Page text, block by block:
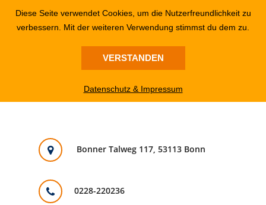
Bonner Talweg 117, 53113 Bonn
0228-220236
Diese Seite verwendet Cookies, um die Nutzerfreundlichkeit zu
verbessern. Mit der weiteren Verwendung stimmst du dem zu.
VERSTANDEN
Datenschutz & Impressum